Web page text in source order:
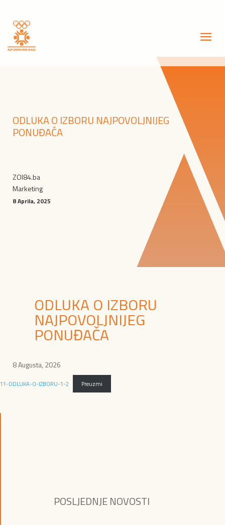
ODLUKA O IZBORU NAJPOVOLJNIJEG
PONUĐAČA
ZOI84.ba
Marketing
8 Aprila, 2025
ODLUKA O IZBORU
NAJPOVOLJNIJEG
PONUĐAČA
8 Augusta, 2026
11-ODLUKA-O-IZBORU-1-2 Preuzmi
POSLJEDNJE NOVOSTI